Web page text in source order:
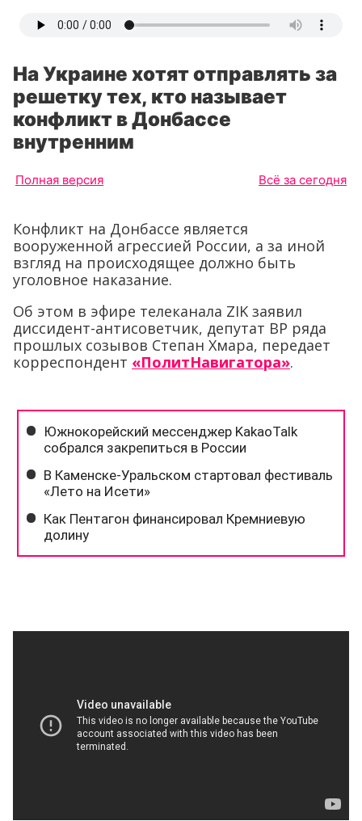
На Украине хотят отправлять за
решетку тех, кто называет
конфликт в Донбассе
внутренним
Полная версия Всё за сегодня
Конфликт на Донбассе является
вооруженной агрессией России, а за иной
взгляд на происходящее должно быть
уголовное наказание.
Об этом в эфире телеканала ZIK заявил
диссидент-антисоветчик, депутат ВР ряда
прошлых созывов Степан Хмара, передает
корреспондент «ПолитНавигатора».